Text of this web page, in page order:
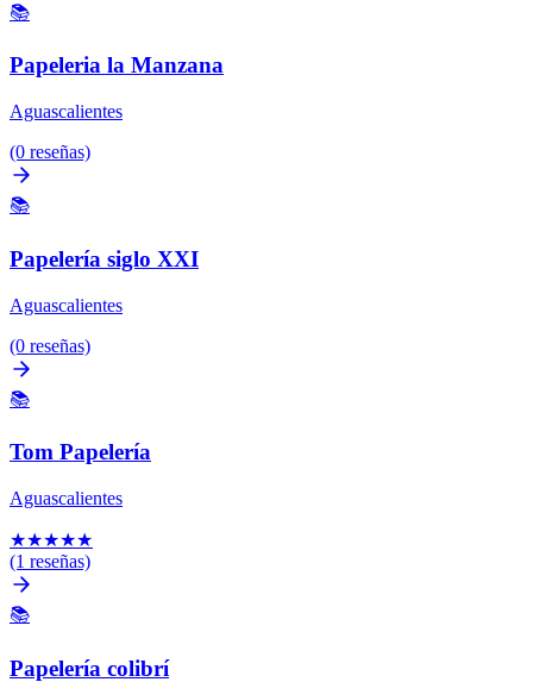
📚
Papeleria la Manzana
Aguascalientes
(0 reseñas)
📚
Papelería siglo XXI
Aguascalientes
(0 reseñas)
📚
Tom Papelería
Aguascalientes
★★★★★
(1 reseñas)
📚
Papelería colibrí